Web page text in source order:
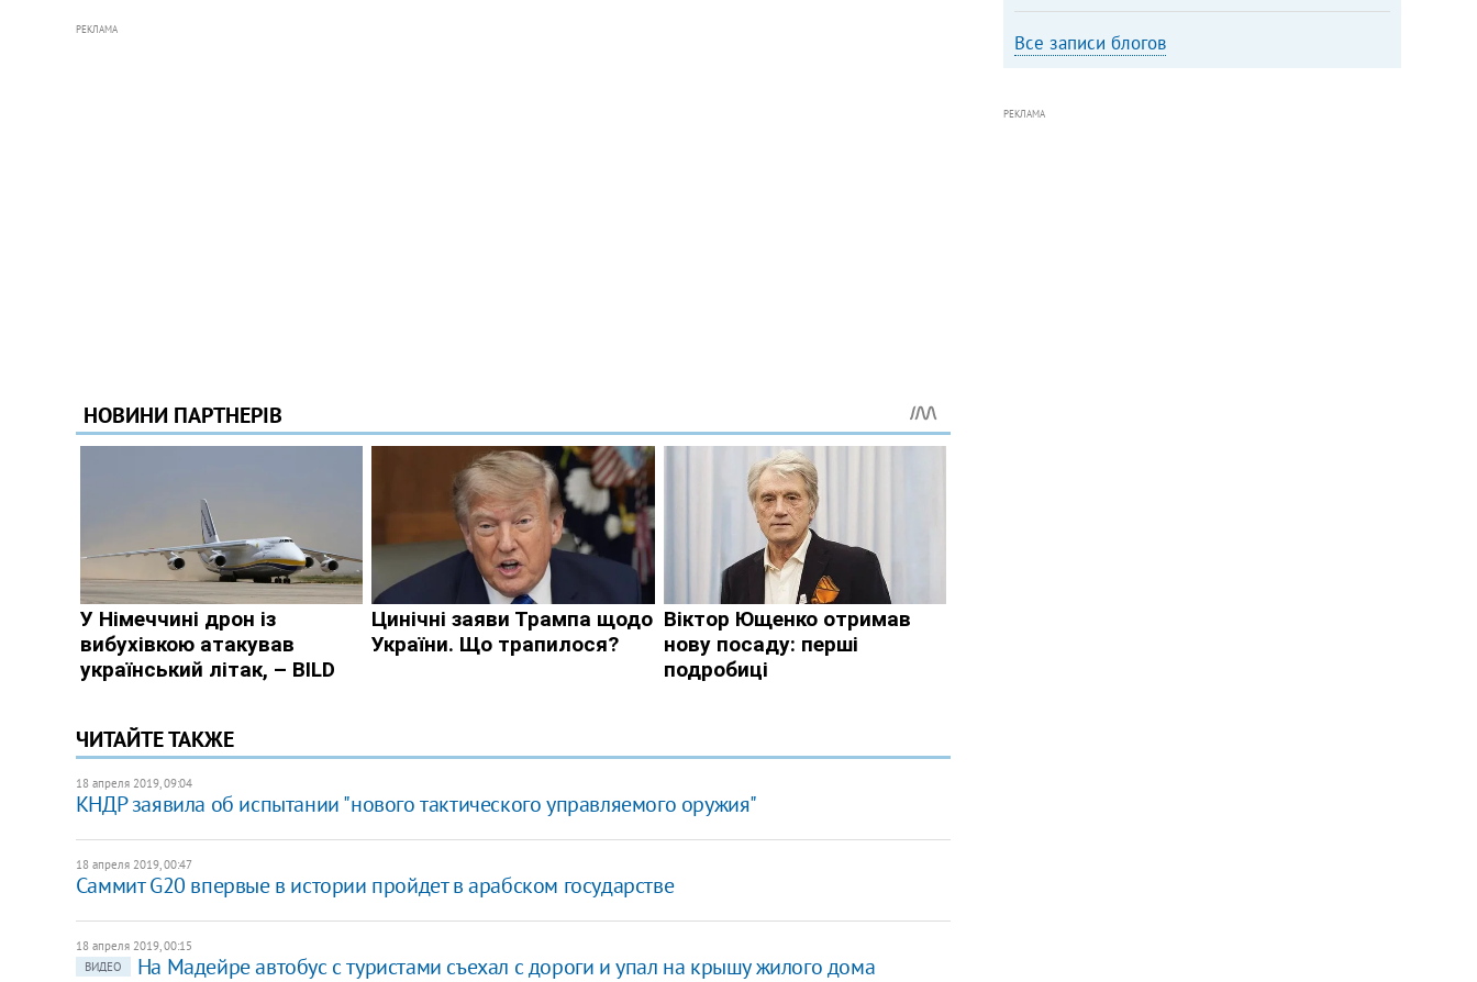
РЕКЛАМА
ЧИТАЙТЕ ТАКЖЕ
18 апреля 2019, 09:04
КНДР заявила об испытании "нового тактического управляемого оружия"
18 апреля 2019, 00:47
Саммит G20 впервые в истории пройдет в арабском государстве
18 апреля 2019, 00:15
ВИДЕО
На Мадейре автобус с туристами съехал с дороги и упал на крышу жилого дома
Все записи блогов
РЕКЛАМА